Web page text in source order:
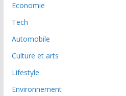
Economie
Tech
Automobile
Culture et arts
Lifestyle
Environnement